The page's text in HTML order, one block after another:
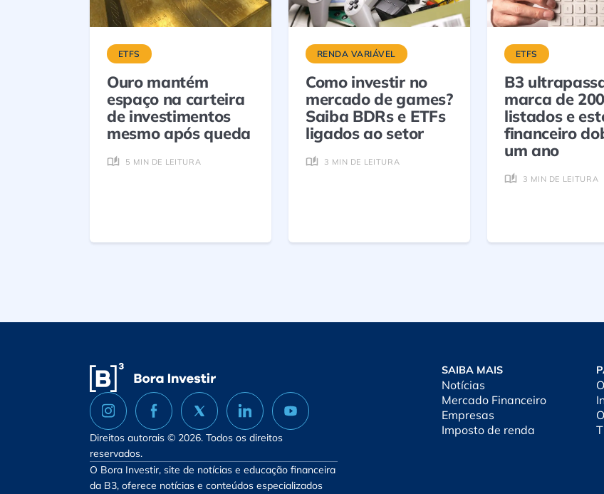
ETFS
Ouro mantém
espaço na carteira
de investimentos
mesmo após queda
5 MIN DE LEITURA
RENDA VARIÁVEL
Como investir no
mercado de games?
Saiba BDRs e ETFs
ligados ao setor
3 MIN DE LEITURA
ETFS
B3
marca de
listados e
financeiro
um ano
3 MIN DE LEITURA
Direitos autorais © 2026. Todos os direitos
reservados.
O Bora Investir, site de notícias e educação financeira
da B3, oferece notícias e conteúdos especializados
SAIBA MAIS
Notícias
Mercado Financeiro
Empresas
Imposto de renda